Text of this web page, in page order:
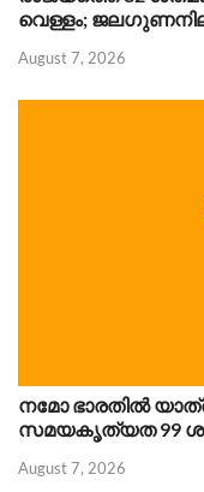
വെള്ളം;
August 7, 2026
നമോ ഭാരതിൽ
സമയകൃത്യത 99
August 7, 2026